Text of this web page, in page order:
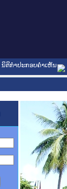
ນິຕິກໍາປະກອບຄໍາເຫັນ